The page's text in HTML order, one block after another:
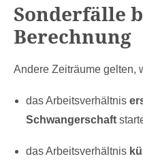
Sonderfälle
Berechnung
Andere Zeiträume gelten,
das Arbeitsverhältnis
Schwangerschaft
das Arbeitsverhältnis